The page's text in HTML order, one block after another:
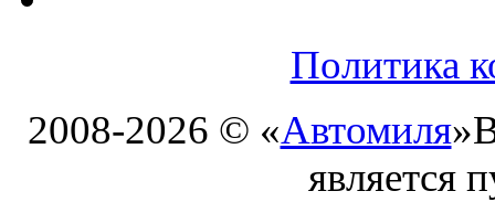
Политика
2008-2026 © «Автомиля»
является